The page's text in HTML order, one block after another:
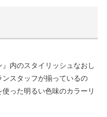
内のスタイリッシュなおし
スタッフが揃っているの
った明るい色味のカラーリ